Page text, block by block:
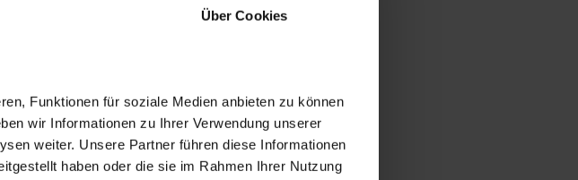
Über Cookies
Funktionen für soziale Medien anbieten zu können
wir Informationen zu Ihrer Verwendung unserer
weiter. Unsere Partner führen diese Informationen
haben oder die sie im Rahmen Ihrer Nutzung